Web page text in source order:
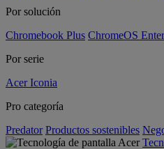
Por solución
Chromebook Plus ChromeOS
Por serie
Acer Iconia
Pro categoría
Predator Productos sostenibles